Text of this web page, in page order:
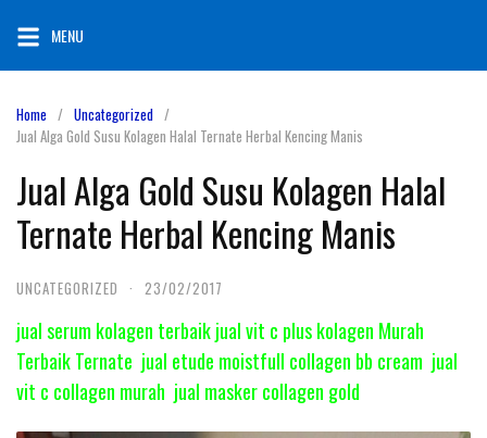
content
MENU
Home
Uncategorized
Jual Alga Gold Susu Kolagen Halal Ternate Herbal Kencing Manis
Jual Alga Gold Susu Kolagen Halal
Ternate Herbal Kencing Manis
UNCATEGORIZED · 23/02/2017
jual serum kolagen terbaik jual vit c plus kolagen Murah
Terbaik Ternate jual etude moistfull collagen bb cream jual
vit c collagen murah jual masker collagen gold